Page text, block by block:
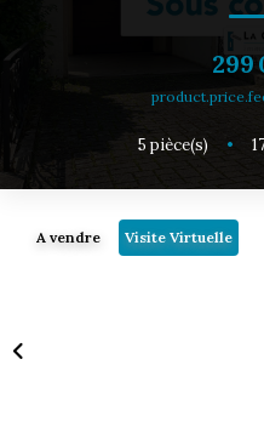
299
5 pièce(s) •
A vendre Visite Virtuelle